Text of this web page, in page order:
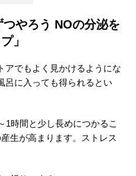
やろう NOの分泌を
」
アでもよく見かけるようにな
呂に入っても得られるとい
1時間と少し長めにつかるこ
生が高まります。ストレス